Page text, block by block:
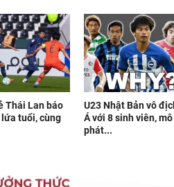
Thái Lan báo
tuổi, cùng
U23 Nhật Bản vô
Á với 8 sinh viên,
phát...